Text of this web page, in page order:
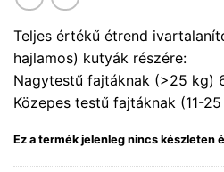
Teljes értékű étrend
hajlamos) kutyák részére:
Nagytestű fajtáknak (>25 kg)
Közepes testű fajtáknak (11-
Ez a termék jelenleg nincs készleten